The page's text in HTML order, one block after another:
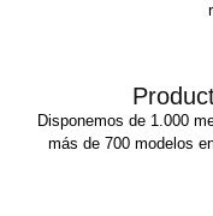
Disponemos de 1.000
más de 700 modelos